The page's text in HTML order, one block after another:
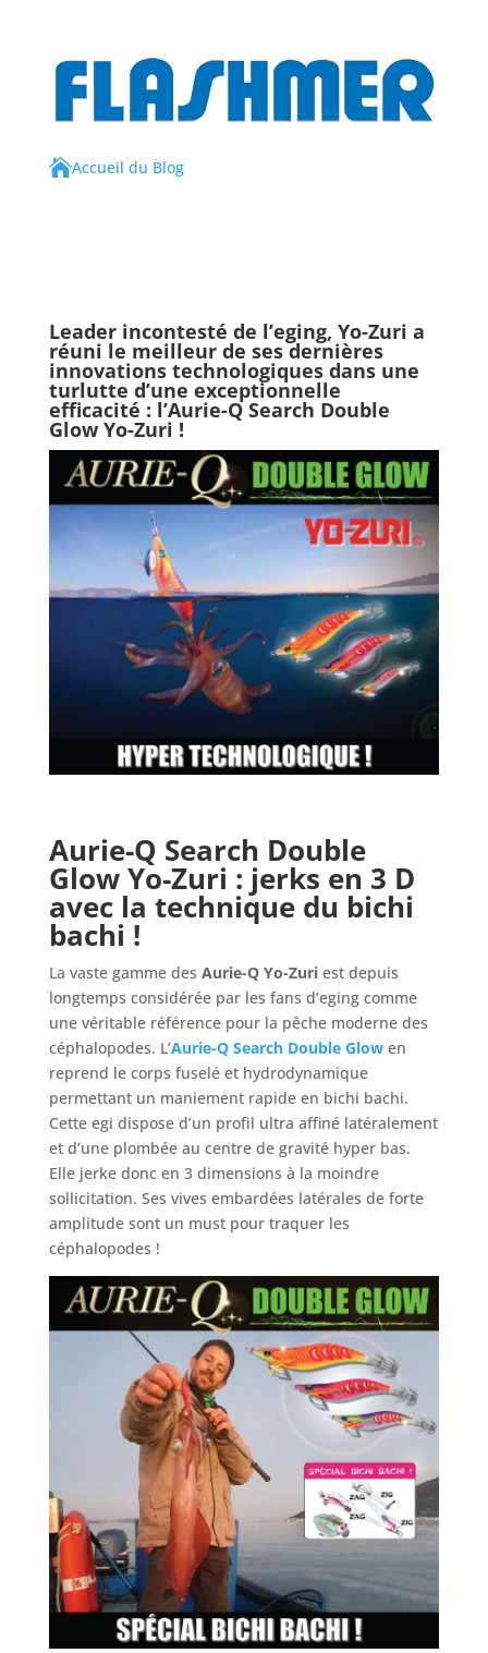
Accueil du Blog
Leader incontesté de l’eging, Yo-Zuri a
réuni le meilleur de ses dernières
innovations technologiques dans une
turlutte d’une exceptionnelle
efficacité : l’Aurie-Q Search Double
Glow Yo-Zuri !
Aurie-Q Search Double
Glow Yo-Zuri : jerks en 3 D
avec la technique du bichi
bachi !
La vaste gamme des Aurie-Q Yo-Zuriest depuis
longtemps considérée par les fans d’eging comme
une véritable référence pour la pêche moderne des
céphalopodes. L’Aurie-Q Search Double Glowen
reprend le corps fuselé et hydrodynamique
permettant un maniement rapide en bichi bachi.
Cette egi dispose d’un profil ultra affiné latéralement
et d’une plombée au centre de gravité hyper bas.
Elle jerke donc en 3 dimensions à la moindre
sollicitation. Ses vives embardées latérales de forte
amplitude sont un must pour traquer les
céphalopodes !